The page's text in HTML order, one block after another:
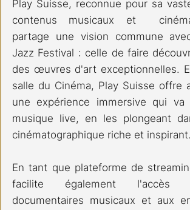
Play Suisse, reconnue pour sa
contenus musicaux et
partage une vision commune
Jazz Festival : celle de faire
des œuvres d'art exceptionnelles.
salle du Cinéma, Play Suisse offre
une expérience immersive qui
musique live, en les plongeant
cinématographique riche et inspirant.
En tant que plateforme de
facilite également l'accès
documentaires musicaux et aux